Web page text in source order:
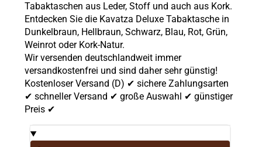
Tabaktaschen aus Leder, Stoff und auch aus Kork.
Entdecken Sie die Kavatza Deluxe Tabaktasche in
Dunkelbraun, Hellbraun, Schwarz, Blau, Rot, Grün,
Weinrot oder Kork-Natur.
Wir versenden deutschlandweit immer
versandkostenfrei und sind daher sehr günstig!
Kostenloser Versand (D) ✔ sichere Zahlungsarten
✔ schneller Versand ✔ große Auswahl ✔ günstiger
Preis ✔